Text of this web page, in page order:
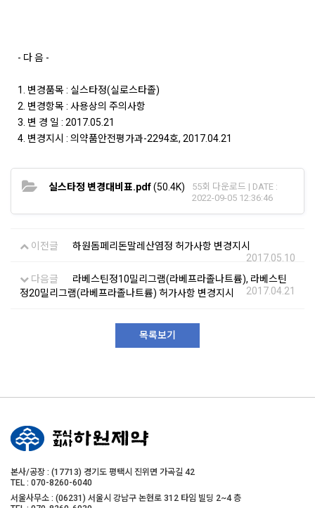
- 다 음 -
1. 변경품목 : 실스타정(실로스타졸)
2. 변경항목 : 사용상의 주의사항
3. 변 경 일 : 2017.05.21
4. 변경지시 : 의약품안전평가과-2294호, 2017.04.21
실스타정 변경대비표.pdf(50.4K)
55회 다운로드 | DATE :
2022-09-05 12:36:46
이전글
하원돔페리돈말레산염정 허가사항 변경지시
2017.05.10
다음글
라베스틴정10밀리그램(라베프라졸나트륨), 라베스틴
정20밀리그램(라베프라졸나트륨) 허가사항 변경지시
2017.04.21
목록보기
본사/공장 : (17713) 경기도 평택시 진위면 가곡길 42
TEL : 070-8260-6040
서울사무소 : (06231) 서울시 강남구 논현로 312 타임 빌딩 2~4 층